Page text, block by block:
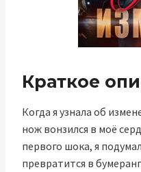
Краткое
Когда я узнала об
нож вонзился в моё
первого шока, я
превратится в